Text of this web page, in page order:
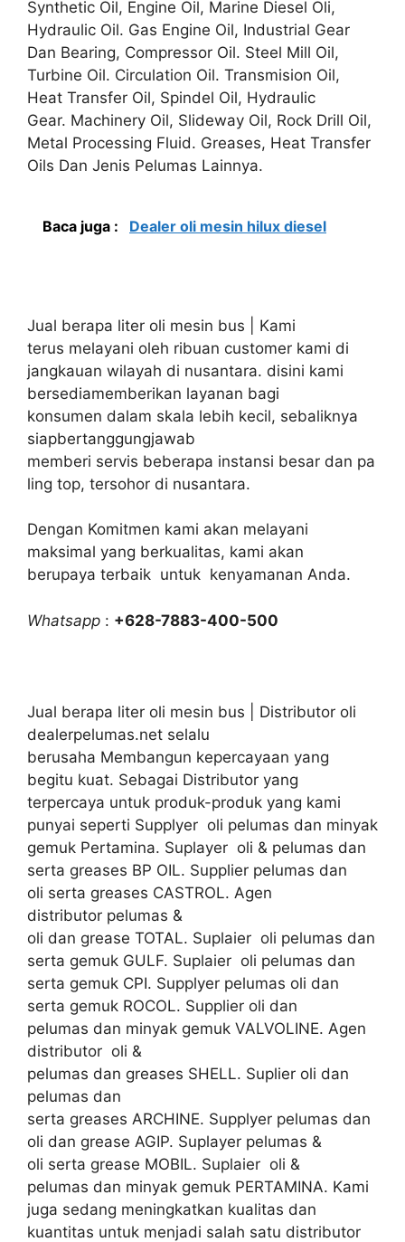
Synthetic Oil, Engine Oil, Marine Diesel Oli,
Hydraulic Oil. Gas Engine Oil, Industrial Gear
Dan Bearing, Compressor Oil. Steel Mill Oil,
Turbine Oil. Circulation Oil. Transmision Oil,
Heat Transfer Oil, Spindel Oil, Hydraulic
Gear. Machinery Oil, Slideway Oil, Rock Drill Oil,
Metal Processing Fluid. Greases, Heat Transfer
Oils Dan Jenis Pelumas Lainnya.
Baca juga : Dealer oli mesin hilux diesel
Jual berapa liter oli mesin bus | Kami
terus melayani oleh ribuan customer kami di
jangkauan wilayah di nusantara. disini kami
bersediamemberikan layanan bagi
konsumen dalam skala lebih kecil, sebaliknya
siapbertanggungjawab
memberi servis beberapa instansi besar dan pa
ling top, tersohor di nusantara.
Dengan Komitmen kami akan melayani
maksimal yang berkualitas, kami akan
berupaya terbaik untuk kenyamanan Anda.
Whatsapp : +628-7883-400-500
Jual berapa liter oli mesin bus | Distributor oli
dealerpelumas.net selalu
berusaha Membangun kepercayaan yang
begitu kuat. Sebagai Distributor yang
terpercaya untuk produk-produk yang kami
punyai seperti Supplyer oli pelumas dan minyak
gemuk Pertamina. Suplayer oli & pelumas dan
serta greases BP OIL. Supplier pelumas dan
oli serta greases CASTROL. Agen
distributor pelumas &
oli dan grease TOTAL. Suplaier oli pelumas dan
serta gemuk GULF. Suplaier oli pelumas dan
serta gemuk CPI. Supplyer pelumas oli dan
serta gemuk ROCOL. Supplier oli dan
pelumas dan minyak gemuk VALVOLINE. Agen
distributor oli &
pelumas dan greases SHELL. Suplier oli dan
pelumas dan
serta greases ARCHINE. Supplyer pelumas dan
oli dan grease AGIP. Suplayer pelumas &
oli serta grease MOBIL. Suplaier oli &
pelumas dan minyak gemuk PERTAMINA. Kami
juga sedang meningkatkan kualitas dan
kuantitas untuk menjadi salah satu distributor